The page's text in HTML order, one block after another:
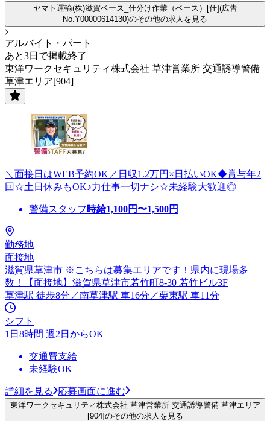
ヤマト運輸(株)滋賀ベース_仕分け作業（ベース）[仕](広告
No.Y00000614130)のその他の求人を見る
アルバイト・パート
あと3日で掲載終了
東洋ワークセキュリティ株式会社 草津営業所 交通誘導警備
草津エリア[904]
＼面接日はWEB予約OK／日収1.2万円×日払いOK◆賞与年2
回☆土日休みもOK♪力仕事一切ナシ☆未経験大歓迎◎
警備スタッフ 時給1,100円〜1,500円
勤務地
面接地
滋賀県草津市 ※こちらは募集エリアです！県内に現場多
数！【面接地】滋賀県草津市若竹町8-30 若竹ビル3F
草津駅 徒歩8分／南草津駅 車16分／栗東駅 車11分
シフト
1日8時間 週2日からOK
交通費支給
未経験OK
詳細を見る 応募画面に進む
東洋ワークセキュリティ株式会社 草津営業所 交通誘導警備 草津エリア
[904]のその他の求人を見る